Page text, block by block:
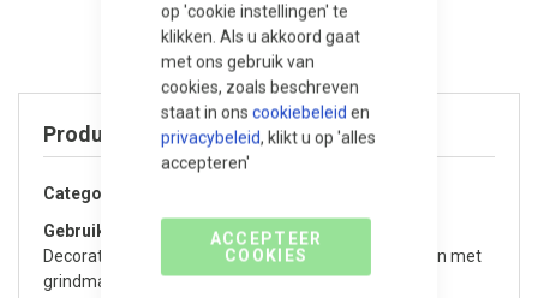
op 'cookie instellingen' te
klikken. Als u akkoord gaat
met ons gebruik van
cookies, zoals beschreven
staat in ons cookiebeleid en
privacybeleid, klikt u op 'alles
accepteren'
ACCEPTEER
COOKIES
Product specificaties
Categorie
Gebruik / Toepassing
Decoratief, Drainage / waterdoorlatend, Te gebruiken met
grindmatten, Tuin / Terras, Oprit, Dakterras / Balkon